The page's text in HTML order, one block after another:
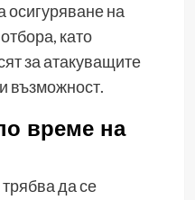
осигуряване на
като
за атакуващите
възможност.
време на
да се